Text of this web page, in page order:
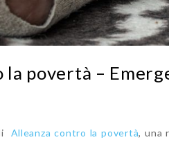
povertà –
Alleanza contro la povertà, una